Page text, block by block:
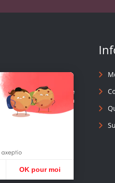
Sciences de l'Homme
des connaissances en